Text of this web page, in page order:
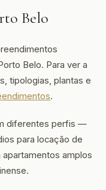
Belo
Belo. Para ver a
tipologias, plantas e
.
diferentes perfis —
para locação de
amplos